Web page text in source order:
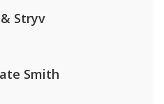
Stryv
Smith